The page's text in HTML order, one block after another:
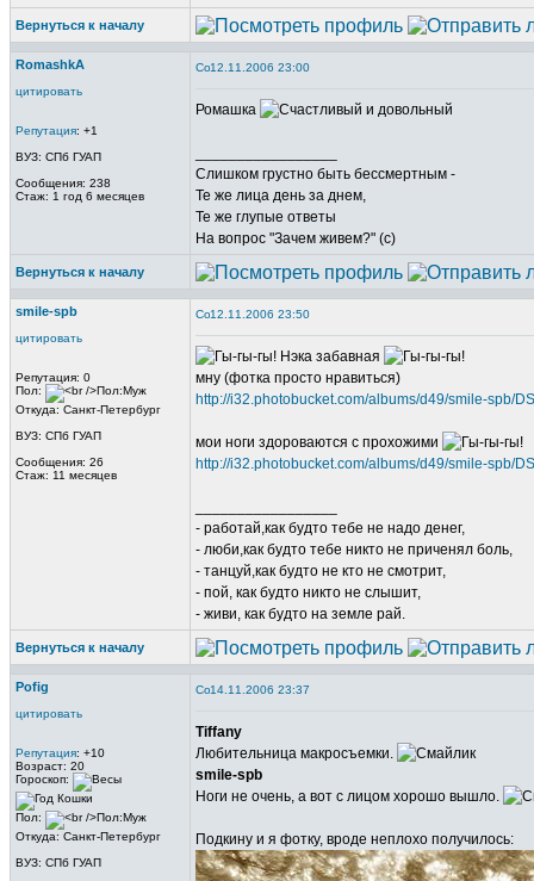
Вернуться к началу
RomashkA
цитировать
Репутация: +1
ВУЗ: СПб ГУАП
Сообщения: 238
Стаж: 1 год 6 месяцев
12.11.2006 23:00
Ромашка
Слишком грустно быть бессмертным -
Те же лица день за днем,
Те же глупые ответы
На вопрос "Зачем живем?" (с)
Вернуться к началу
smile-spb
цитировать
Репутация: 0
Пол:
Откуда: Санкт-Петербург
ВУЗ: СПб ГУАП
Сообщения: 26
Стаж: 11 месяцев
12.11.2006 23:50
Нэка забавная
мну (фотка просто нравиться)
http://i32.photobucket.com/albums/d49/smile-spb/
мои ноги здороваются с прохожими
http://i32.photobucket.com/albums/d49/smile-spb/
- работай,как будто тебе не надо денег,
- люби,как будто тебе никто не приченял боль,
- танцуй,как будто не кто не смотрит,
- пой, как будто никто не слышит,
- живи, как будто на земле рай.
Вернуться к началу
Pofig
цитировать
Репутация: +10
Возраст: 20
Гороскоп:
Пол:
Откуда: Санкт-Петербург
ВУЗ: СПб ГУАП
14.11.2006 23:37
Tiffany
Любительница макросъемки.
smile-spb
Ноги не очень, а вот с лицом хорошо вышло.
Подкину и я фотку, вроде неплохо получилось: